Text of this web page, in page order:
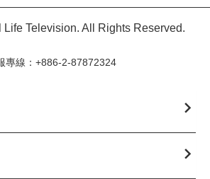
Television. All Rights Reserved.
專線：+886-2-87872324